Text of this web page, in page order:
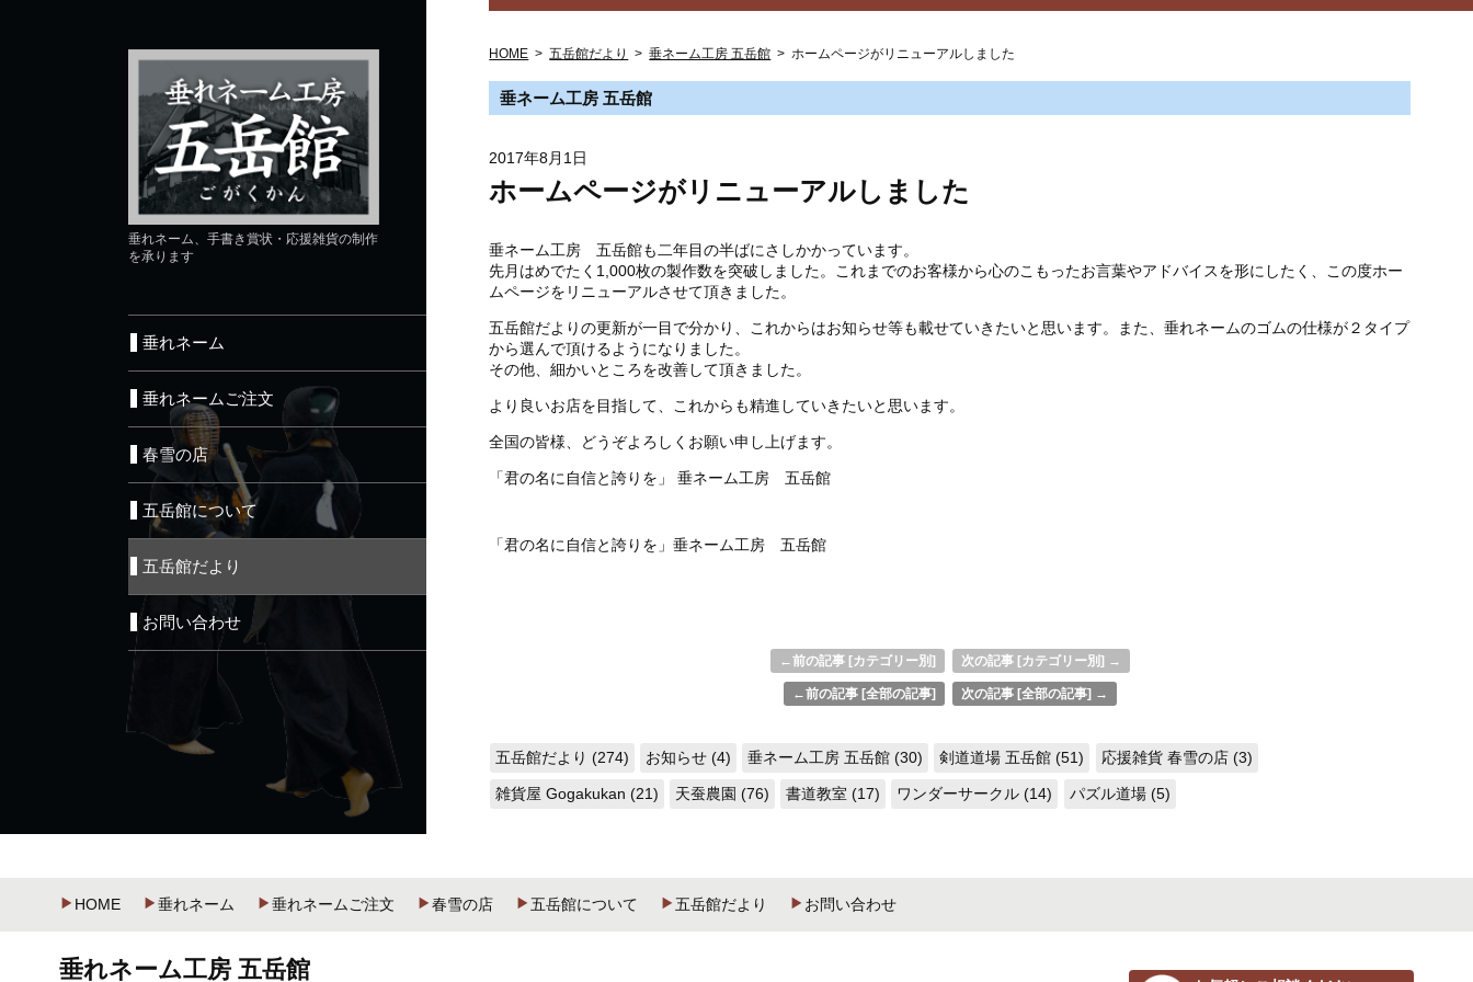
垂れネーム、手書き賞状・応援雑貨の制作
を承ります
垂れネーム
垂れネームご注文
春雪の店
五岳館について
五岳館だより
お問い合わせ
HOME >五岳館だより >垂ネーム工房 五岳館 >ホームページがリニューアルしました
垂ネーム工房 五岳館
2017年8月1日
ホームページがリニューアルしました
垂ネーム工房 五岳館も二年目の半ばにさしかかっています。
先月はめでたく1,000枚の製作数を突破しました。これまでのお客様から心のこもったお言葉やアドバイスを形にしたく、この度ホー
ムページをリニューアルさせて頂きました。
五岳館だよりの更新が一目で分かり、これからはお知らせ等も載せていきたいと思います。また、垂れネームのゴムの仕様が２タイプ
から選んで頂けるようになりました。
その他、細かいところを改善して頂きました。
より良いお店を目指して、これからも精進していきたいと思います。
全国の皆様、どうぞよろしくお願い申し上げます。
「君の名に自信と誇りを」 垂ネーム工房 五岳館
「君の名に自信と誇りを」垂ネーム工房 五岳館
←前の記事 [カテゴリー別] 次の記事 [カテゴリー別] →
←前の記事 [全部の記事] 次の記事 [全部の記事] →
五岳館だより (274) お知らせ (4) 垂ネーム工房 五岳館 (30) 剣道道場 五岳館 (51) 応援雑貨 春雪の店 (3)
雑貨屋 Gogakukan (21) 天蚕農園 (76) 書道教室 (17) ワンダーサークル (14) パズル道場 (5)
HOME 垂れネーム 垂れネームご注文 春雪の店 五岳館について 五岳館だより お問い合わせ
垂れネーム工房 五岳館